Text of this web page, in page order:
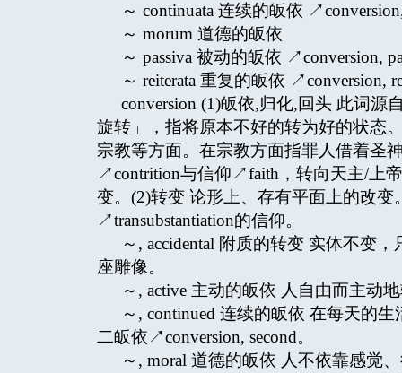
～ continuata 连续的皈依
～ morum 道德的皈依
～ passiva 被动的皈依 ↗conversion,
～ reiterata 重复的皈依 ↗conversion,
conversion (1)皈依,归化,回头 此词源
旋转」，指将原本不好的转为好的状态
宗教等方面。在宗教方面指罪人借着圣
↗contrition与信仰↗faith，转向天主/上
变。(2)转变 论形上、存有平面上的改
↗transubstantiation的信仰。
～, accidental 附质的转变 实体不变
座雕像。
～, active 主动的皈依 人自由而主动
～, continued 连续的皈依 在每天的
二皈依↗conversion, second。
～, moral 道德的皈依 人不依靠感觉